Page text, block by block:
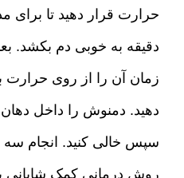
حرارت قرار دهید تا برای
دقیقه به خوبی دم بکشد.
زمان آن را از روی حرارت
دهید. دمنوش را داخل دهان
سپس خالی کنید. انجام
روش درمانی کمک شایانی